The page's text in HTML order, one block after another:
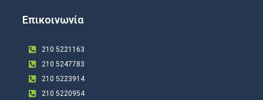
Επικοινωνία
210 5221163
210 5247783
210 5223914
210 5220954